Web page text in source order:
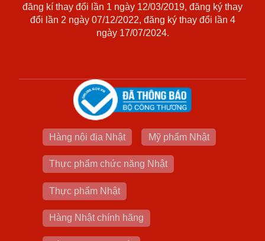
đăng kí thay đổi lần 1 ngày 12/03/2019, đăng ký thay
đổi lần 2 ngày 07/12/2022, đăng ký thay đổi lần 4
ngày 17/07/2024.
Hàng nội địa Nhật Mỹ phẩm Nhật
Thực phẩm chức năng Nhật
Thực phẩm Nhật
Hàng Nhật chính hãng